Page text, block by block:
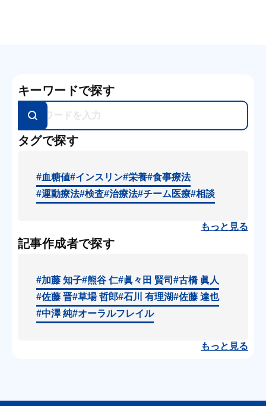
キーワードで探す
タグで探す
#血糖値#インスリン#栄養#食事療法
#運動療法#検査#治療法#チーム医療#相談
もっと見る
記事作成者で探す
#加藤 知子#熊谷 仁#眞々田 賢司 #古橋 眞人
#佐藤 晋#草場 哲郎#石川 有理湖#佐藤 達也
#中澤 純#オーラルフレイル
もっと見る